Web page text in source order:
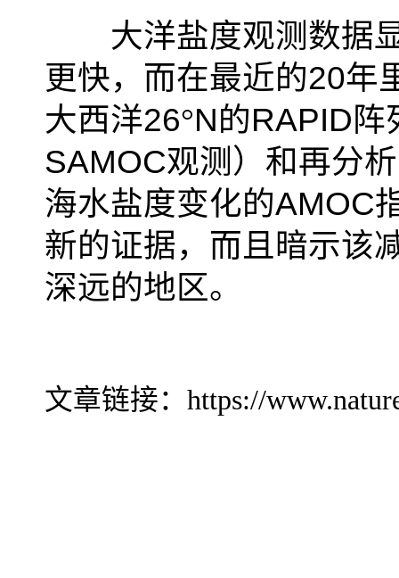
大洋盐度观测数据
更快，而在最近的20年
大西洋26°N的RAPID阵
SAMOC观测）和再分
海水盐度变化的AMOC
新的证据，而且暗示该
深远的地区。
文章链接： https://